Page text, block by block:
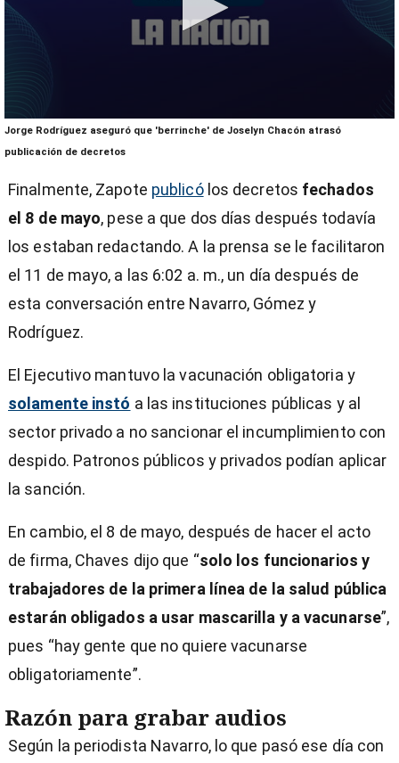
0
seconds
of
minutes,
24
seconds
Jorge Rodríguez aseguró que 'berrinche' de Joselyn Chacón atrasó
publicación de decretos
Finalmente, Zapote publicólos decretos fechados
el 8 de mayo, pese a que dos días después todavía
los estaban redactando. A la prensa se le facilitaron
el 11 de mayo, a las 6:02 a. m., un día después de
esta conversación entre Navarro, Gómez y
Rodríguez.
El Ejecutivo mantuvo la vacunación obligatoria y
solamente instó a las instituciones públicas y al
sector privado a no sancionar el incumplimiento con
despido. Patronos públicos y privados podían aplicar
la sanción.
En cambio, el 8 de mayo, después de hacer el acto
de firma, Chaves dijo que “solo los funcionarios y
trabajadores de la primera línea de la salud pública
estarán obligados a usar mascarilla y a vacunarse”,
pues “hay gente que no quiere vacunarse
obligatoriamente”.
Razón para grabar audios
Según la periodista Navarro, lo que pasó ese día con